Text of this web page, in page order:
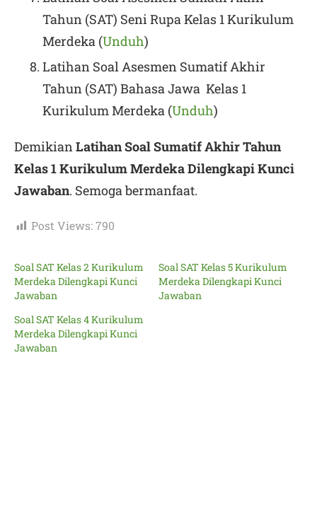
Tahun (SAT) Seni Rupa Kelas 1 Kurikulum
Merdeka (Unduh)
Latihan Soal Asesmen Sumatif Akhir
Tahun (SAT) Bahasa Jawa Kelas 1
Kurikulum Merdeka (Unduh)
DemikianLatihan Soal Sumatif Akhir Tahun
Kelas 1 Kurikulum Merdeka Dilengkapi Kunci
Jawaban. Semoga bermanfaat.
Post Views:790
Soal SAT Kelas 2 Kurikulum
Merdeka Dilengkapi Kunci
Jawaban
Soal SAT Kelas 5 Kurikulum
Merdeka Dilengkapi Kunci
Jawaban
Soal SAT Kelas 4 Kurikulum
Merdeka Dilengkapi Kunci
Jawaban